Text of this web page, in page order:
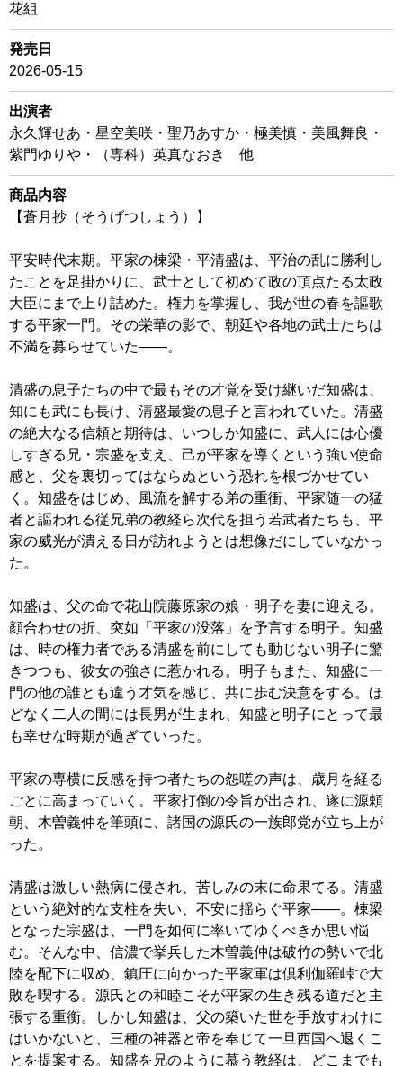
花組
発売日
2026-05-15
出演者
永久輝せあ・星空美咲・聖乃あすか・極美慎・美風舞良・
紫門ゆりや・（専科）英真なおき 他
商品内容
【蒼月抄（そうげつしょう）】
平安時代末期。平家の棟梁・平清盛は、平治の乱に勝利し
たことを足掛かりに、武士として初めて政の頂点たる太政
大臣にまで上り詰めた。権力を掌握し、我が世の春を謳歌
する平家一門。その栄華の影で、朝廷や各地の武士たちは
不満を募らせていた――。
清盛の息子たちの中で最もその才覚を受け継いだ知盛は、
知にも武にも長け、清盛最愛の息子と言われていた。清盛
の絶大なる信頼と期待は、いつしか知盛に、武人には心優
しすぎる兄・宗盛を支え、己が平家を導くという強い使命
感と、父を裏切ってはならぬという恐れを根づかせてい
く。知盛をはじめ、風流を解する弟の重衝、平家随一の猛
者と謳われる従兄弟の教経ら次代を担う若武者たちも、平
家の威光が潰える日が訪れようとは想像だにしていなかっ
た。
知盛は、父の命で花山院藤原家の娘・明子を妻に迎える。
顔合わせの折、突如「平家の没落」を予言する明子。知盛
は、時の権力者である清盛を前にしても動じない明子に驚
きつつも、彼女の強さに惹かれる。明子もまた、知盛に一
門の他の誰とも違う才気を感じ、共に歩む決意をする。ほ
どなく二人の間には長男が生まれ、知盛と明子にとって最
も幸せな時期が過ぎていった。
平家の専横に反感を持つ者たちの怨嗟の声は、歳月を経る
ごとに高まっていく。平家打倒の令旨が出され、遂に源頼
朝、木曽義仲を筆頭に、諸国の源氏の一族郎党が立ち上が
った。
清盛は激しい熱病に侵され、苦しみの末に命果てる。清盛
という絶対的な支柱を失い、不安に揺らぐ平家――。棟梁
となった宗盛は、一門を如何に率いてゆくべきか思い悩
む。そんな中、信濃で挙兵した木曽義仲は破竹の勢いで北
陸を配下に収め、鎮圧に向かった平家軍は倶利伽羅峠で大
敗を喫する。源氏との和睦こそが平家の生き残る道だと主
張する重衡。しかし知盛は、父の築いた世を手放すわけに
はいかないと、三種の神器と帝を奉じて一旦西国へ退くこ
とを提案する。知盛を兄のように慕う教経は、どこまでも